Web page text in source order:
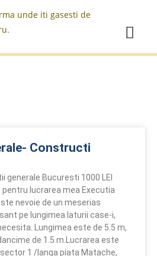
Constructi
generale Bucuresti 1000 LEI
lucrarea mea Executia
nevoie de un meserias
pe lungimea laturii case-i,
Lungimea este de 5.5 m,
de 1.5 m.Lucrarea este
1 /langa piata Matache,